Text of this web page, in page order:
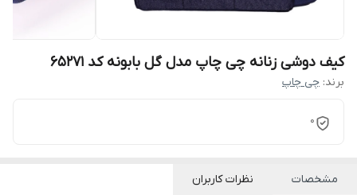
کیف دوشی زنانه چی چاپ مدل گل بابونه کد 65271
برند: چی چاپ
0
مشخصات نظرات کاربران